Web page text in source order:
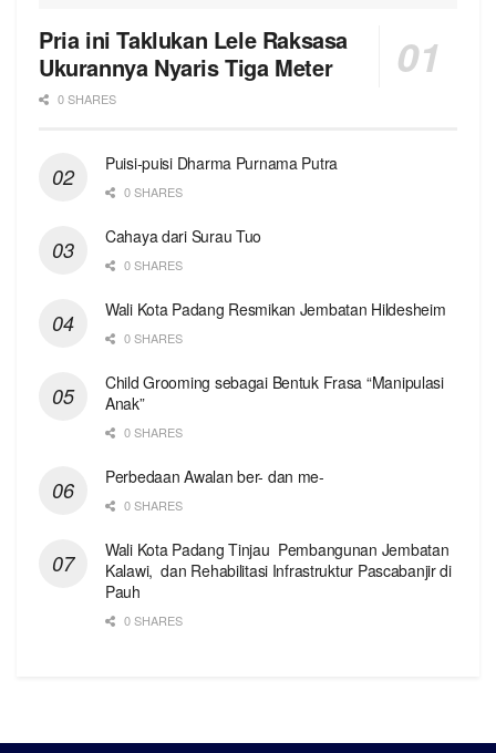
Pria ini Taklukan Lele Raksasa
Ukurannya Nyaris Tiga Meter
0 SHARES
Puisi-puisi Dharma Purnama Putra
0 SHARES
Cahaya dari Surau Tuo
0 SHARES
Wali Kota Padang Resmikan Jembatan Hildesheim
0 SHARES
Child Grooming sebagai Bentuk Frasa “Manipulasi
Anak”
0 SHARES
Perbedaan Awalan ber- dan me-
0 SHARES
Wali Kota Padang Tinjau Pembangunan Jembatan
Kalawi, dan Rehabilitasi Infrastruktur Pascabanjir di
Pauh
0 SHARES